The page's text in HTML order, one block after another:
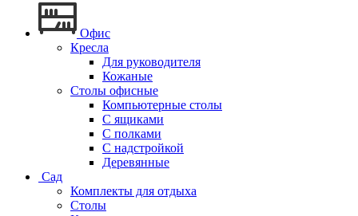
Офис
Кресла
Для руководителя
Кожаные
Столы офисные
Компьютерные столы
С ящиками
С полками
С надстройкой
Деревянные
Сад
Комплекты для отдыха
Столы